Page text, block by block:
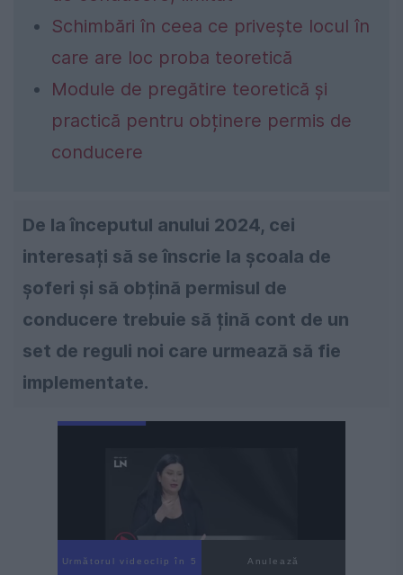
Schimbări în ceea ce privește locul în
care are loc proba teoretică
Module de pregătire teoretică și
practică pentru obținere permis de
conducere
De la începutul anului 2024, cei
interesați să se înscrie la școala de
șoferi și să obțină permisul de
conducere trebuie să țină cont de un
set de reguli noi care urmează să fie
implementate.
Următorul videoclip în 4 Anulează